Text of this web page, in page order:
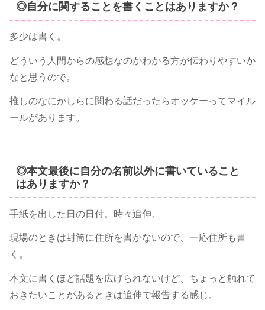
◎自分に関することを書くことはありますか？
多少は書く。
どういう人間からの感想なのかわかる方が伝わりやすいか
なと思うので。
推しのなにかしらに関わる話だったらオッケーってマイル
ールがあります。
◎本文最後に自分の名前以外に書いていること
はありますか？
手紙を出した日の日付。時々追伸。
現場のときは封筒に住所を書かないので、一応住所も書
く。
本文に書くほど話題を広げられないけど、ちょっと触れて
おきたいことがあるときは追伸で報告する感じ。